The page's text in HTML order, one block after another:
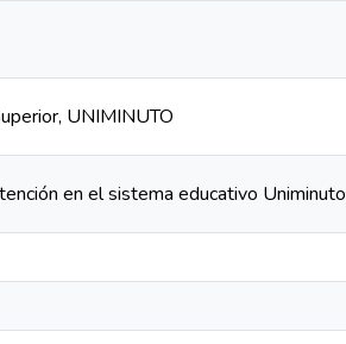
UNIMINUTO
en el sistema educativo Uniminuto